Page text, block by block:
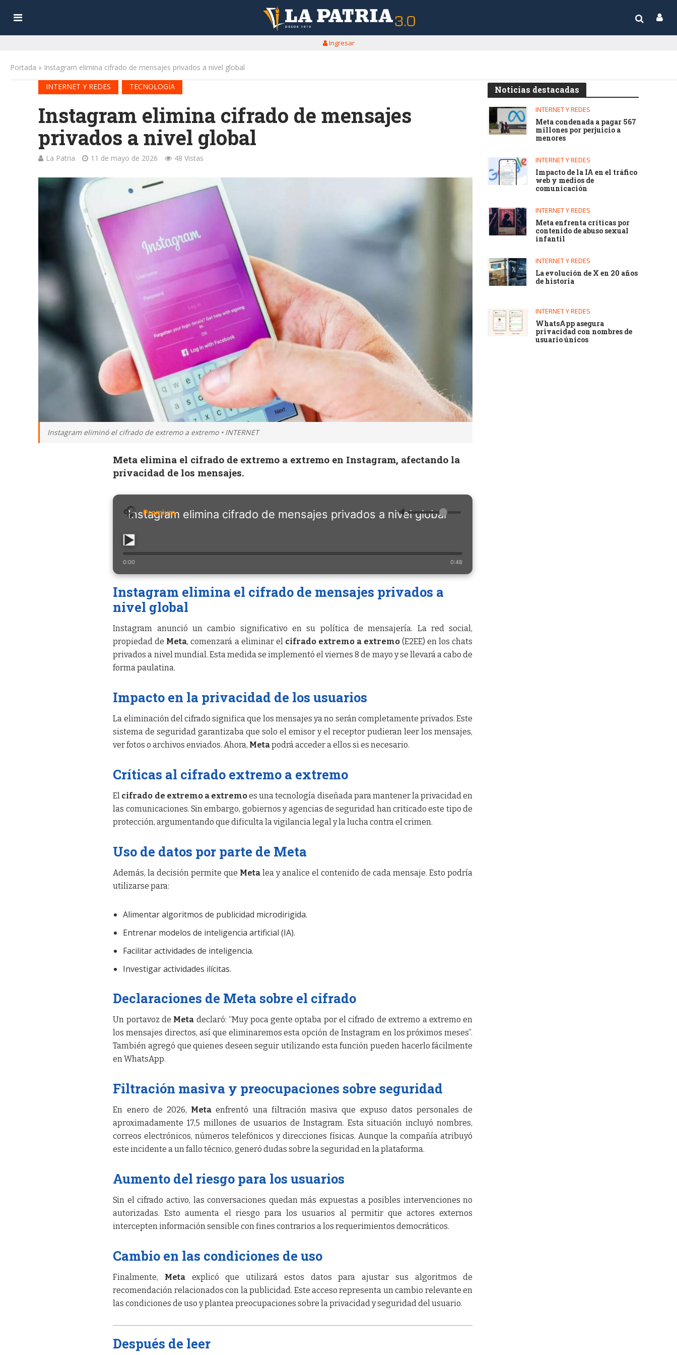
Ingresar
Portada » Instagram elimina cifrado de mensajes privados a nivel global
INTERNET Y REDES
TECNOLOGÍA
Instagram elimina cifrado de mensajes
privados a nivel global
La Patria 11 de mayo de 2026 48 Vistas
Instagram eliminó el cifrado de extremo a extremo • INTERNET
Meta elimina el cifrado de extremo a extremo en Instagram, afectando la
privacidad de los mensajes.
Instagram elimina cifrado de mensajes privados a nivel global
🔈
0:00 0:48
Instagram elimina el cifrado de mensajes privados a
nivel global
Instagram anunció un cambio significativo en su política de mensajería. La red social,
propiedad de Meta, comenzará a eliminar el cifrado extremo a extremo (E2EE) en los chats
privados a nivel mundial. Esta medida se implementó el viernes 8 de mayo y se llevará a cabo de
forma paulatina.
Impacto en la privacidad de los usuarios
La eliminación del cifrado significa que los mensajes ya no serán completamente privados. Este
sistema de seguridad garantizaba que solo el emisor y el receptor pudieran leer los mensajes,
ver fotos o archivos enviados. Ahora, Metapodrá acceder a ellos si es necesario.
Críticas al cifrado extremo a extremo
El cifrado de extremo a extremoes una tecnología diseñada para mantener la privacidad en
las comunicaciones. Sin embargo, gobiernos y agencias de seguridad han criticado este tipo de
protección, argumentando que dificulta la vigilancia legal y la lucha contra el crimen.
Uso de datos por parte de Meta
Además, la decisión permite que Meta lea y analice el contenido de cada mensaje. Esto podría
utilizarse para:
Alimentar algoritmos de publicidad microdirigida.
Entrenar modelos de inteligencia artificial (IA).
Facilitar actividades de inteligencia.
Investigar actividades ilícitas.
Declaraciones de Meta sobre el cifrado
Un portavoz de Meta declaró: “Muy poca gente optaba por el cifrado de extremo a extremo en
los mensajes directos, así que eliminaremos esta opción de Instagram en los próximos meses”.
También agregó que quienes deseen seguir utilizando esta función pueden hacerlo fácilmente
en WhatsApp.
Filtración masiva y preocupaciones sobre seguridad
En enero de 2026, Meta enfrentó una filtración masiva que expuso datos personales de
aproximadamente 17,5 millones de usuarios de Instagram. Esta situación incluyó nombres,
correos electrónicos, números telefónicos y direcciones físicas. Aunque la compañía atribuyó
este incidente a un fallo técnico, generó dudas sobre la seguridad en la plataforma.
Aumento del riesgo para los usuarios
Sin el cifrado activo, las conversaciones quedan más expuestas a posibles intervenciones no
autorizadas. Esto aumenta el riesgo para los usuarios al permitir que actores externos
intercepten información sensible con fines contrarios a los requerimientos democráticos.
Cambio en las condiciones de uso
Finalmente, Meta explicó que utilizará estos datos para ajustar sus algoritmos de
recomendación relacionados con la publicidad. Este acceso representa un cambio relevante en
las condiciones de uso y plantea preocupaciones sobre la privacidad y seguridad del usuario.
Después de leer
Noticias destacadas
INTERNET Y REDES
Meta condenada a pagar 567
millones por perjuicio a
menores
INTERNET Y REDES
Impacto de la IA en el tráfico
web y medios de
comunicación
INTERNET Y REDES
Meta enfrenta críticas por
contenido de abuso sexual
infantil
INTERNET Y REDES
La evolución de X en 20 años
de historia
INTERNET Y REDES
WhatsApp asegura
privacidad con nombres de
usuario únicos